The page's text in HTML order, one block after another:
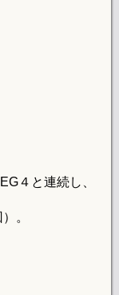
４と連続し、
。